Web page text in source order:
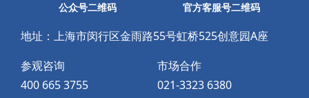
公众号二维码 官方客服号二维码
地址：上海市闵行区金雨路55号虹桥525创意园A座
参观咨询
400 665 3755
市场合作
021-3323 6380